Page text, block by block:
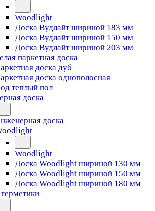
Woodlight
Доска Вудлайт шириной 183 мм
Доска Вудлайт шириной 150 мм
Доска Вудлайт шириной 203 мм
паркетная доска
доска дуб
доска однополосная
теплый пол
доска
доска
Woodlight
Доска Woodlight шириной 130 мм
Доска Woodlight шириной 150 мм
Доска Woodlight шириной 180 мм